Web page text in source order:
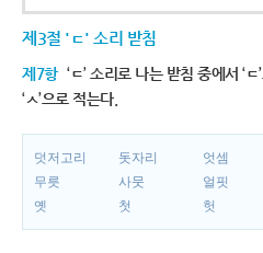
제3절 'ㄷ' 소리 받침
제7항 ‘ㄷ’ 소리로 나는 받침 중에서 ‘
‘ㅅ’으로 적는다.
덧저고리 돗자리 엇셈
무릇
사뭇 얼핏
옛
첫 헛